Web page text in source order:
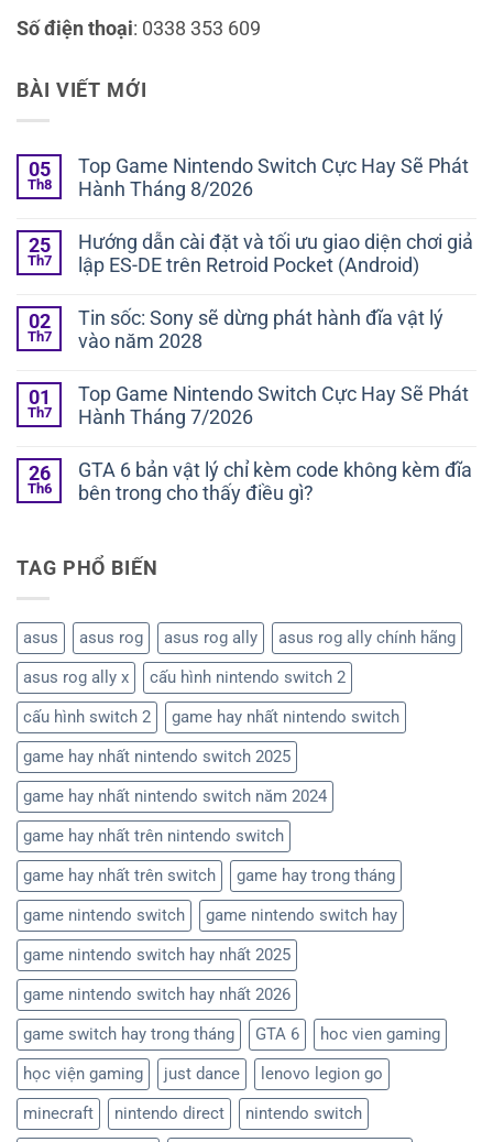
Số điện thoại: 0338 353 609
BÀI VIẾT MỚI
05
Th8
Top Game Nintendo Switch Cực Hay Sẽ Phát
Hành Tháng 8/2026
25
Th7
Hướng dẫn cài đặt và tối ưu giao diện chơi giả
lập ES-DE trên Retroid Pocket (Android)
02
Th7
Tin sốc: Sony sẽ dừng phát hành đĩa vật lý
vào năm 2028
01
Th7
Top Game Nintendo Switch Cực Hay Sẽ Phát
Hành Tháng 7/2026
26
Th6
GTA 6 bản vật lý chỉ kèm code không kèm đĩa
bên trong cho thấy điều gì?
TAG PHỔ BIẾN
asus asus rog asus rog ally
asus rog ally chính hãng
asus rog ally x
cấu hình nintendo switch 2
cấu hình switch 2
game hay nhất nintendo switch
game hay nhất nintendo switch 2025
game hay nhất nintendo switch năm 2024
game hay nhất trên nintendo switch
game hay nhất trên switch
game hay trong tháng
game nintendo switch
game nintendo switch hay
game nintendo switch hay nhất 2025
game nintendo switch hay nhất 2026
game switch hay trong tháng
GTA 6
hoc vien gaming
học viện gaming
just dance
lenovo legion go
minecraft
nintendo direct
nintendo switch